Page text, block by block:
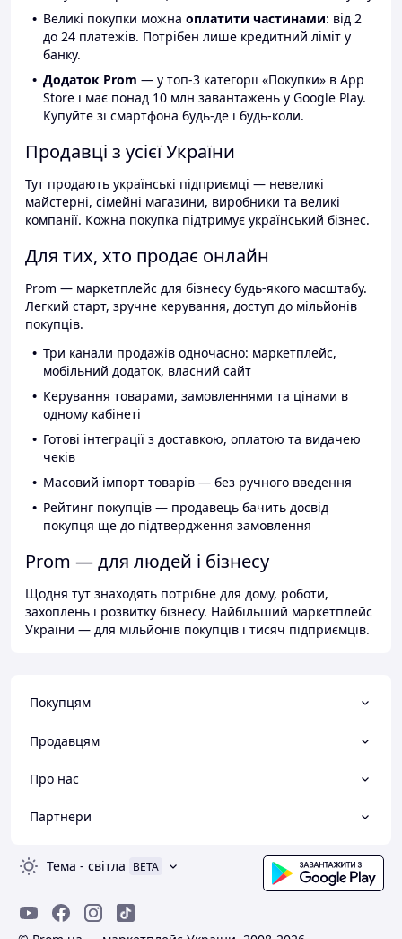
Великі покупки можна оплатити частинами: від 2
до 24 платежів. Потрібен лише кредитний ліміт у
банку.
Додаток Prom — у топ-3 категорії «Покупки» в App
Store і має понад 10 млн завантажень у Google Play.
Купуйте зі смартфона будь-де і будь-коли.
Продавці з усієї України
Тут продають українські підприємці — невеликі
майстерні, сімейні магазини, виробники та великі
компанії. Кожна покупка підтримує український бізнес.
Для тих, хто продає онлайн
Prom — маркетплейс для бізнесу будь-якого масштабу.
Легкий старт, зручне керування, доступ до мільйонів
покупців.
Три канали продажів одночасно: маркетплейс,
мобільний додаток, власний сайт
Керування товарами, замовленнями та цінами в
одному кабінеті
Готові інтеграції з доставкою, оплатою та видачею
чеків
Масовий імпорт товарів — без ручного введення
Рейтинг покупців — продавець бачить досвід
покупця ще до підтвердження замовлення
Prom — для людей і бізнесу
Щодня тут знаходять потрібне для дому, роботи,
захоплень і розвитку бізнесу. Найбільший маркетплейс
України — для мільйонів покупців і тисяч підприємців.
Покупцям
Продавцям
Про нас
Партнери
Тема - світла BETA